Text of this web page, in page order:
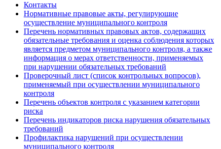
Контакты
Нормативные правовые акты, регулирующие
осуществление муниципального контроля
Перечень нормативных правовых актов, содержащих
обязательные требования и оценка соблюдения которых
является предметом муниципального контроля, а также
информация о мерах ответственности, применяемых
при нарушении обязательных требований
Проверочный лист (список контрольных вопросов),
применяемый при осуществлении муниципального
контроля
Перечень объектов контроля с указанием категории
риска
Перечень индикаторов риска нарушения обязательных
требований
Профилактика нарушений при осуществлении
муниципального контроля